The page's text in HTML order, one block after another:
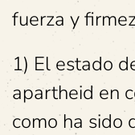
fuerza y
1) El estado
apartheid en
como ha sido